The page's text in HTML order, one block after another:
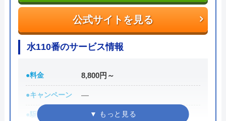
みなみちはる
公式サイトを見る
水110番のサービス情報
●料金 8,800円～
●キャンペーン ―
●駆けつけ時間 最短30分